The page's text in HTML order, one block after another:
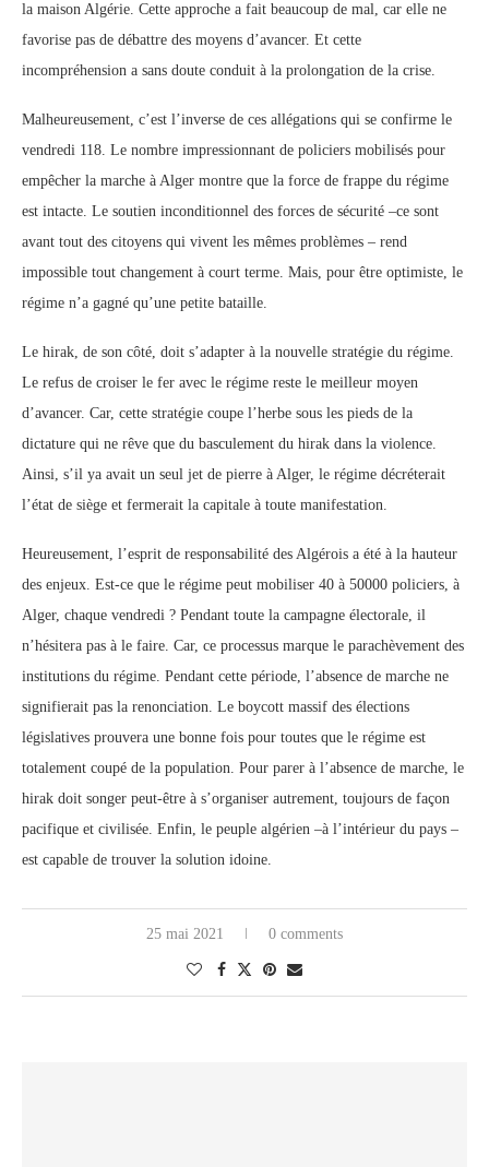
la maison Algérie. Cette approche a fait beaucoup de mal, car elle ne
favorise pas de débattre des moyens d’avancer. Et cette
incompréhension a sans doute conduit à la prolongation de la crise.
Malheureusement, c’est l’inverse de ces allégations qui se confirme le
vendredi 118. Le nombre impressionnant de policiers mobilisés pour
empêcher la marche à Alger montre que la force de frappe du régime
est intacte. Le soutien inconditionnel des forces de sécurité –ce sont
avant tout des citoyens qui vivent les mêmes problèmes – rend
impossible tout changement à court terme. Mais, pour être optimiste, le
régime n’a gagné qu’une petite bataille.
Le hirak, de son côté, doit s’adapter à la nouvelle stratégie du régime.
Le refus de croiser le fer avec le régime reste le meilleur moyen
d’avancer. Car, cette stratégie coupe l’herbe sous les pieds de la
dictature qui ne rêve que du basculement du hirak dans la violence.
Ainsi, s’il ya avait un seul jet de pierre à Alger, le régime décréterait
l’état de siège et fermerait la capitale à toute manifestation.
Heureusement, l’esprit de responsabilité des Algérois a été à la hauteur
des enjeux. Est-ce que le régime peut mobiliser 40 à 50000 policiers, à
Alger, chaque vendredi ? Pendant toute la campagne électorale, il
n’hésitera pas à le faire. Car, ce processus marque le parachèvement des
institutions du régime. Pendant cette période, l’absence de marche ne
signifierait pas la renonciation. Le boycott massif des élections
législatives prouvera une bonne fois pour toutes que le régime est
totalement coupé de la population. Pour parer à l’absence de marche, le
hirak doit songer peut-être à s’organiser autrement, toujours de façon
pacifique et civilisée. Enfin, le peuple algérien –à l’intérieur du pays –
est capable de trouver la solution idoine.
25 mai 2021 0 comments